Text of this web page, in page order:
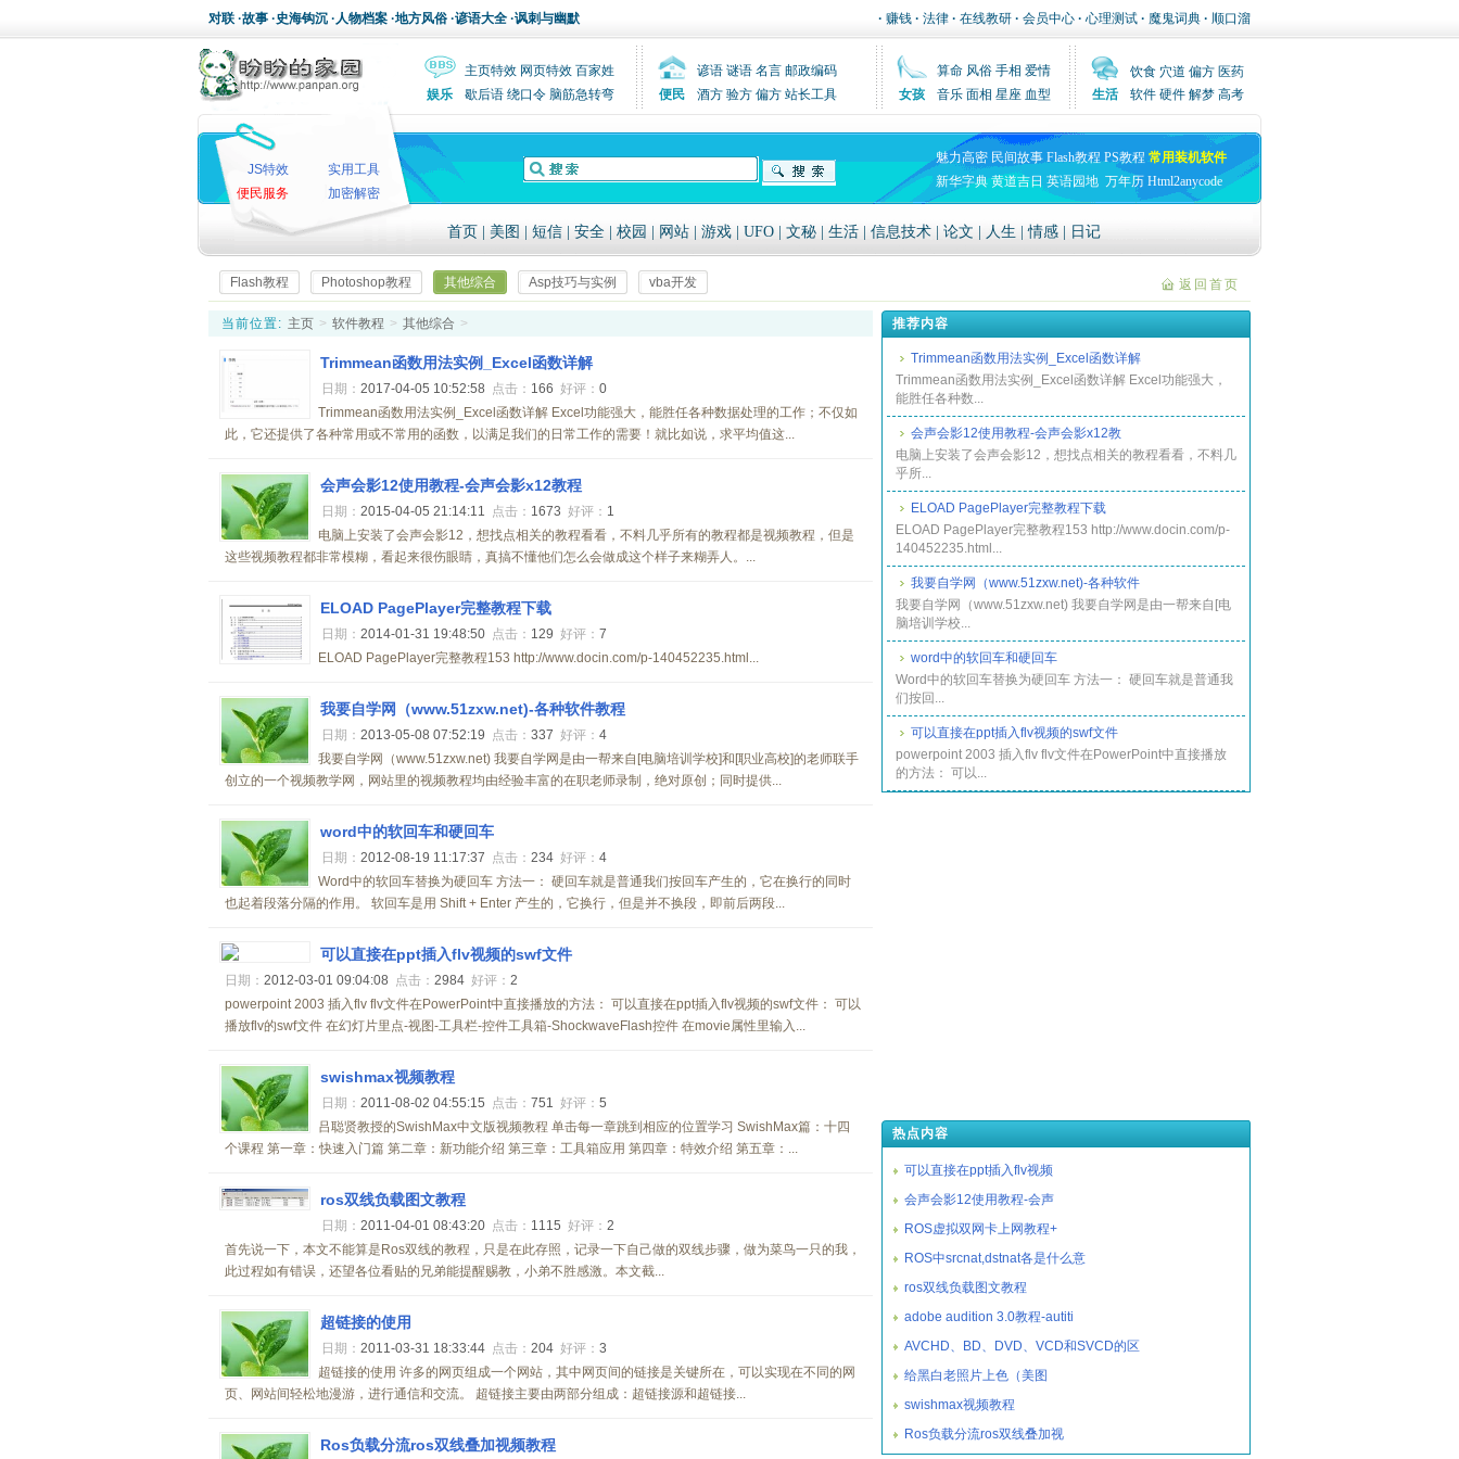
对联 ·故事 ·史海钩沉 ·人物档案 ·地方风俗 ·谚语大全 ·讽刺与幽默 · 赚钱 · 法律 · 在线教研 · 会员中心 · 心理测试 · 魔鬼词典 · 顺口溜
主页特效 网页特效 百家姓
娱乐
歇后语 绕口令 脑筋急转弯
谚语 谜语 名言 邮政编码
便民
酒方 验方 偏方 站长工具
算命 风俗 手相 爱情
女孩
音乐 面相 星座 血型
饮食 穴道 偏方 医药
生活
软件 硬件 解梦 高考
JS特效
实用工具
便民服务
加密解密
魅力高密 民间故事 Flash教程 PS教程 常用装机软件
新华字典 黄道吉日 英语园地 万年历 Html2anycode
首页 美图 短信 安全 校园 网站 游戏 UFO 文秘 生活 信息技术 论文 人生 |情感 日记
Flash教程 Photoshop教程 其他综合 Asp技巧与实例 vba开发 返回首页
当前位置: 主页 > 软件教程 > 其他综合 >
Trimmean函数用法实例_Excel函数详解
日期： 2017-04-05 10:52:58 点击： 166 好评： 0
Trimmean函数用法实例_Excel函数详解 Excel功能强大，能胜任各种数据处理的工作；不仅如
此，它还提供了各种常用或不常用的函数，以满足我们的日常工作的需要！就比如说，求平均值这...
会声会影12使用教程-会声会影x12教程
日期： 2015-04-05 21:14:11 点击： 1673 好评： 1
电脑上安装了会声会影12，想找点相关的教程看看，不料几乎所有的教程都是视频教程，但是
这些视频教程都非常模糊，看起来很伤眼睛，真搞不懂他们怎么会做成这个样子来糊弄人。...
ELOAD PagePlayer完整教程下载
日期： 2014-01-31 19:48:50 点击： 129 好评： 7
ELOAD PagePlayer完整教程153 http://www.docin.com/p-140452235.html...
我要自学网（www.51zxw.net)-各种软件教程
日期： 2013-05-08 07:52:19 点击： 337 好评： 4
我要自学网（www.51zxw.net) 我要自学网是由一帮来自[电脑培训学校]和[职业高校]的老师联手
创立的一个视频教学网，网站里的视频教程均由经验丰富的在职老师录制，绝对原创；同时提供...
word中的软回车和硬回车
日期： 2012-08-19 11:17:37 点击： 234 好评： 4
Word中的软回车替换为硬回车 方法一： 硬回车就是普通我们按回车产生的，它在换行的同时
也起着段落分隔的作用。 软回车是用 Shift + Enter 产生的，它换行，但是并不换段，即前后两段...
可以直接在ppt插入flv视频的swf文件
日期： 2012-03-01 09:04:08 点击： 2984 好评： 2
powerpoint 2003 插入flv flv文件在PowerPoint中直接播放的方法： 可以直接在ppt插入flv视频的swf文件： 可以
播放flv的swf文件 在幻灯片里点-视图-工具栏-控件工具箱-ShockwaveFlash控件 在movie属性里输入...
swishmax视频教程
日期： 2011-08-02 04:55:15 点击： 751 好评： 5
吕聪贤教授的SwishMax中文版视频教程 单击每一章跳到相应的位置学习 SwishMax篇：十四
个课程 第一章：快速入门篇 第二章：新功能介绍 第三章：工具箱应用 第四章：特效介绍 第五章：...
ros双线负载图文教程
日期： 2011-04-01 08:43:20 点击： 1115 好评： 2
首先说一下，本文不能算是Ros双线的教程，只是在此存照，记录一下自己做的双线步骤，做为菜鸟一只的我，
此过程如有错误，还望各位看贴的兄弟能提醒赐教，小弟不胜感激。本文截...
超链接的使用
日期： 2011-03-31 18:33:44 点击： 204 好评： 3
超链接的使用 许多的网页组成一个网站，其中网页间的链接是关键所在，可以实现在不同的网
页、网站间轻松地漫游，进行通信和交流。 超链接主要由两部分组成：超链接源和超链接...
Ros负载分流ros双线叠加视频教程
推荐内容
Trimmean函数用法实例_Excel函数详解
Trimmean函数用法实例_Excel函数详解 Excel功能强大，
能胜任各种数...
会声会影12使用教程-会声会影x12教
电脑上安装了会声会影12，想找点相关的教程看看，不料几
乎所...
ELOAD PagePlayer完整教程下载
ELOAD PagePlayer完整教程153 http://www.docin.com/p-
140452235.html...
我要自学网（www.51zxw.net)-各种软件
我要自学网（www.51zxw.net) 我要自学网是由一帮来自[电
脑培训学校...
word中的软回车和硬回车
Word中的软回车替换为硬回车 方法一： 硬回车就是普通我
们按回...
可以直接在ppt插入flv视频的swf文件
powerpoint 2003 插入flv flv文件在PowerPoint中直接播放
的方法： 可以...
热点内容
可以直接在ppt插入flv视频
会声会影12使用教程-会声
ROS虚拟双网卡上网教程+
ROS中srcnat,dstnat各是什么意
ros双线负载图文教程
adobe audition 3.0教程-autiti
AVCHD、BD、DVD、VCD和SVCD的区
给黑白老照片上色（美图
swishmax视频教程
Ros负载分流ros双线叠加视